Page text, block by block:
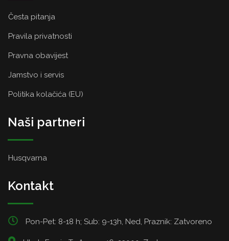
Česta pitanja
Pravila privatnosti
Pravna obavijest
Jamstvo i servis
Politika kolačića (EU)
Naši partneri
Husqvarna
Kontakt
Pon-Pet: 8-18 h; Sub: 9-13h, Ned, Praznik: Zatvoreno